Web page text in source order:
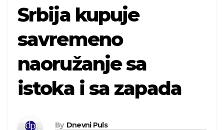
Srbija kupuje
savremeno
naoružanje sa
istoka i sa zapada
By Dnevni Puls